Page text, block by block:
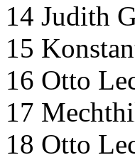
14 Judith
15
16 Otto
17
18 Otto